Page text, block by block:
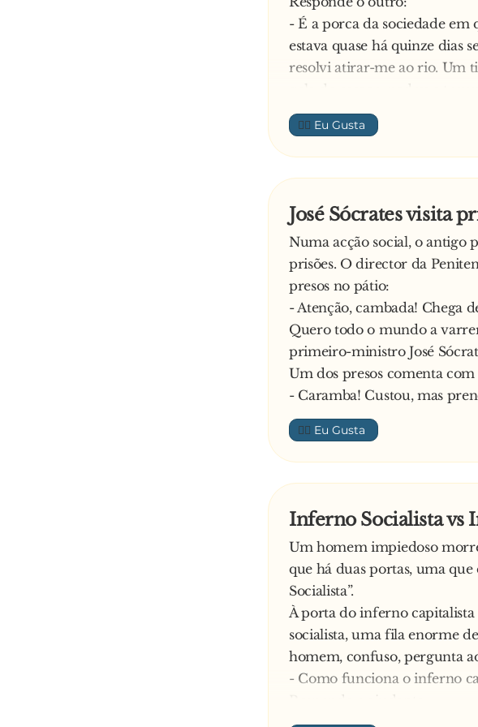
- É a porca da sociedade
estava quase há quinze dias
resolvi atirar-me ao rio. Um
gola do casaco, nadou e
Interrompe o outro:
- Pronto, pá! Agora, pensa
O amigo:
- Como, se eu continuo sem
—
👍🏼
José Sócrates visita
Numa acção social, o antigo
prisões. O director da
presos no pátio:
- Atenção, cambada! Chega
Quero todo o mundo a
primeiro-ministro José
Um dos presos comenta
- Caramba! Custou, mas
👍🏼
Inferno Socialista vs
Um homem impiedoso
que há duas portas, uma
Socialista”.
À porta do inferno
socialista, uma fila enorme
homem, confuso, pergunta
- Como funciona o inferno
- O pecador entra e é